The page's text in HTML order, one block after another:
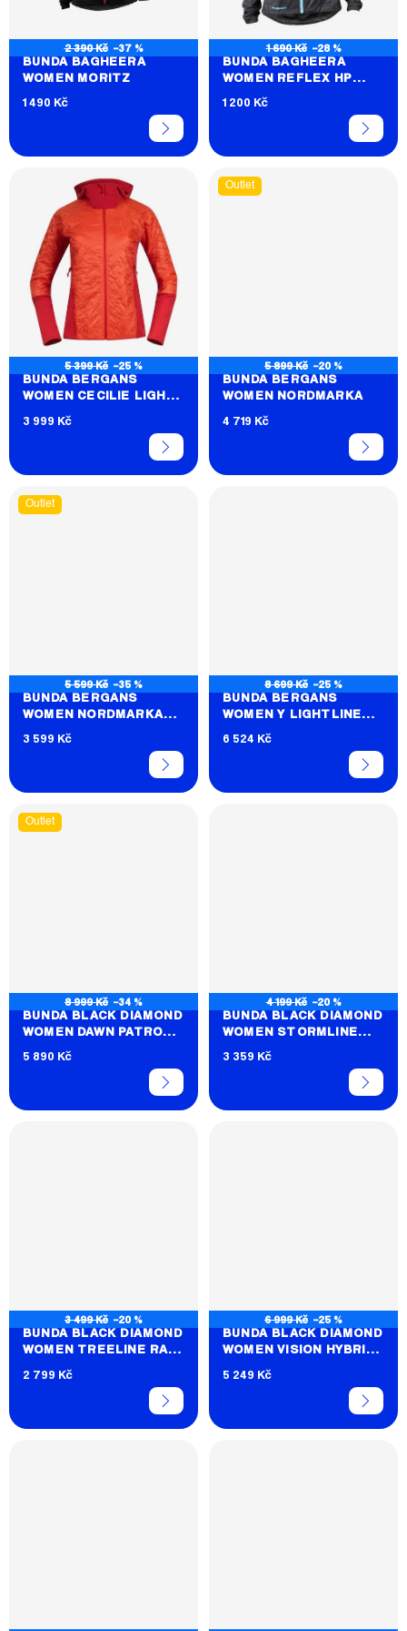
D
U
Ů
2 390 Kč –37 %
BUNDA BAGHEERA
WOMEN MORITZ
1 490 Kč
1 690 Kč –28 %
BUNDA BAGHEERA
WOMEN REFLEX HP
JACKET
1 200 Kč
5 399 Kč –25 %
BUNDA BERGANS
WOMEN CECILIE LIGHT
3 999 Kč
Outlet
5 899 Kč –20 %
BUNDA BERGANS
WOMEN NORDMARKA
4 719 Kč
Outlet
5 599 Kč –35 %
BUNDA BERGANS
WOMEN NORDMARKA
LEAF LIGHT WIND
3 599 Kč
8 699 Kč –25 %
BUNDA BERGANS
WOMEN Y LIGHTLINE
WEIGHTLESS DOWN
HOOD
6 524 Kč
Outlet
8 999 Kč –34 %
BUNDA BLACK DIAMOND
WOMEN DAWN PATROL
HYBRID SHELL
5 890 Kč
4 199 Kč –20 %
BUNDA BLACK DIAMOND
WOMEN STORMLINE
STRETCH RAIN SHELL
3 359 Kč
3 499 Kč –20 %
BUNDA BLACK DIAMOND
WOMEN TREELINE RAIN
2 799 Kč
6 999 Kč –25 %
BUNDA BLACK DIAMOND
WOMEN VISION HYBRID
5 249 Kč